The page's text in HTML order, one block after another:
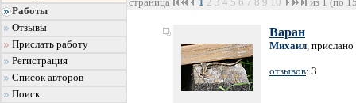
Работы
Отзывы
Прислать работу
Регистрация
Список авторов
Поиск
Варан
Михаил,
отзывов: 3